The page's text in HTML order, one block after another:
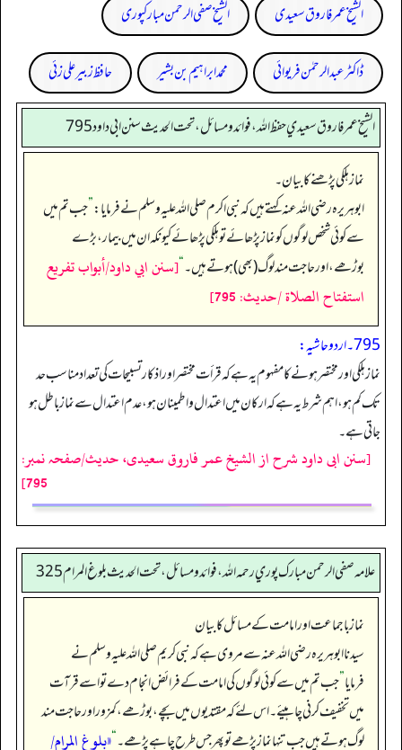
الشیخ عمر فاروق سعیدی
الشیخ صفی الرحمن مبارکپوری
ڈاکٹر عبدالرحمٰن فریوائی محمد ابراہیم بن بشیر حافظ زبیر علی زئی
الشيخ عمر فاروق سعيدي حفظ الله، فوائد و مسائل، تحت الحديث سنن ابي داود 795
نماز ہلکی پڑھنے کا بیان۔
ابوہریرہ رضی اللہ عنہ کہتے ہیں کہ نبی اکرم صلی اللہ علیہ وسلم نے فرمایا:”جب تم میں
سے کوئی شخص لوگوں کو نماز پڑھائے تو ہلکی پڑھائے کیونکہ ان میں بیمار، بڑے
بوڑھے، اور حاجت مند لوگ (بھی) ہوتے ہیں۔‏‏‏‏“[سنن ابي داود/أبواب تفريع
استفتاح الصلاة /حدیث: 795]
795۔ اردو حاشیہ:
نماز ہلکی اور مختصر ہونے کا مفہوم یہ ہے کہ قرأت مختصر اور اذکار تسبیحات کی تعداد مناسب حد
تک کم ہو، اہم شرط یہ ہے کہ ارکان میں اعتدال و اطمینان ہو، عدم اعتدال سے نماز باطل ہو
جاتی ہے۔
[سنن ابی داود شرح از الشیخ عمر فاروق سعیدی، حدیث/صفحہ نمبر:
795]
علامه صفي الرحمن مبارك پوري رحمه الله، فوائد و مسائل، تحت الحديث بلوغ المرام 325
نماز باجماعت اور امامت کے مسائل کا بیان
سیدنا ابوہریرہ رضی اللہ عنہ سے مروی ہے کہ نبی کریم صلی اللہ علیہ وسلم نے
فرمایا”جب تم میں سے کوئی لوگوں کی امامت کے فرائض انجام دے تو اسے قرآت
میں تخفیف کرنی چاہیئے۔ اس لئے کہ مقتدیوں میں بچے، بوڑھے، کمزور اور حاجت مند
لوگ ہوتے ہیں جب تنہا نماز پڑھے تو پھر جس طرح چاہے پڑھے۔“«بلوغ المرام/